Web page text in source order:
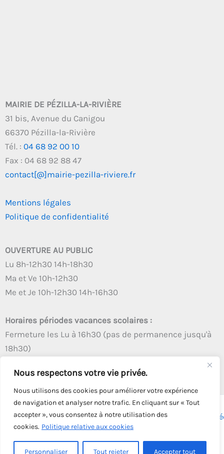
Nous respectons votre vie privée.
Nous utilisons des cookies pour améliorer votre expérience
de navigation et analyser notre trafic. En cliquant sur « Tout
accepter », vous consentez à notre utilisation des
cookies. Politique relative aux cookies
Personnaliser Tout rejeter Accepter tout
MAIRIE DE PÉZILLA-LA-RIVIÈRE
31 bis, Avenue du Canigou
66370 Pézilla-la-Rivière
Tél. : 04 68 92 00 10
Fax : 04 68 92 88 47
contact[@]mairie-pezilla-riviere.fr
Mentions légales
Politique de confidentialité
OUVERTURE AU PUBLIC
Lu 8h-12h30 14h-18h30
Ma et Ve 10h-12h30
Me et Je 10h-12h30 14h-16h30
Horaires périodes vacances scolaires :
Fermeture les Lu à 16h30 (pas de permanence jusqu'à
18h30)
Copyright © 2026 - Tous droits réservés - | Webmaster
Solution